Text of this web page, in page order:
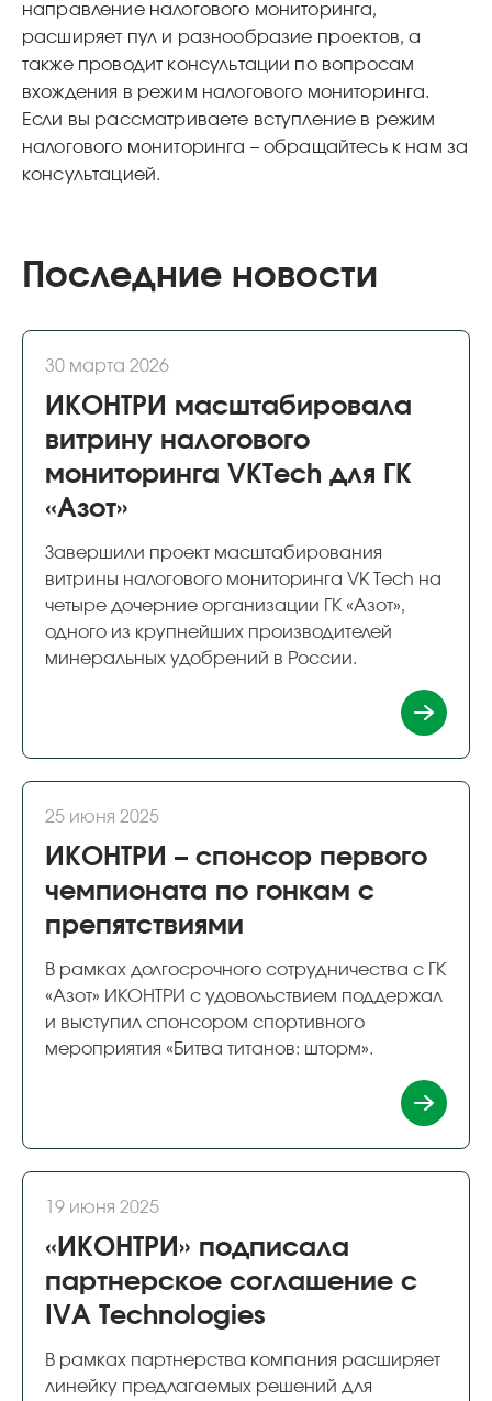
направление налогового мониторинга,
расширяет пул и разнообразие проектов, а
также проводит консультации по вопросам
вхождения в режим налогового мониторинга.
Если вы рассматриваете вступление в режим
налогового мониторинга – обращайтесь к нам за
консультацией.
Последние новости
30 марта 2026
ИКОНТРИ масштабировала
витрину налогового
мониторинга VKTech для ГК
«Азот»
Завершили проект масштабирования
витрины налогового мониторинга VK Tech на
четыре дочерние организации ГК «Азот»,
одного из крупнейших производителей
минеральных удобрений в России.
25 июня 2025
ИКОНТРИ – спонсор первого
чемпионата по гонкам с
препятствиями
В рамках долгосрочного сотрудничества с ГК
«Азот» ИКОНТРИ с удовольствием поддержал
и выступил спонсором спортивного
мероприятия «Битва титанов: шторм».
19 июня 2025
«ИКОНТРИ» подписала
партнерское соглашение с
IVA Technologies
В рамках партнерства компания расширяет
линейку предлагаемых решений для